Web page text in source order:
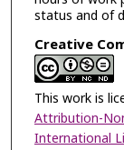
status and of
Creative
This work is
Attribution-
International